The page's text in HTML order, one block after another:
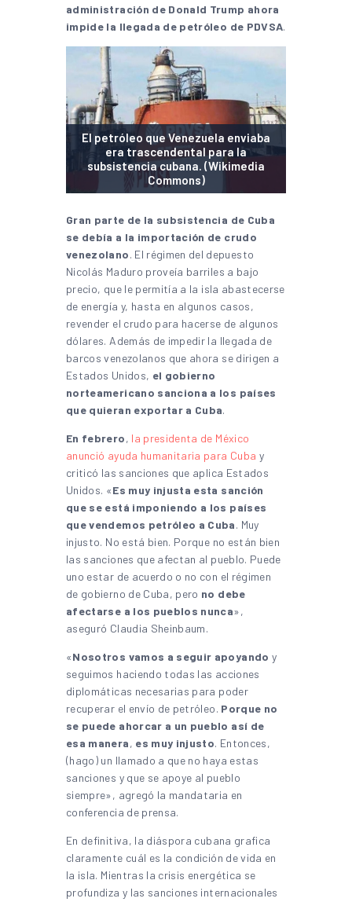
administración de Donald Trump ahora
impide la llegada de petróleo de PDVSA.
El petróleo que Venezuela enviaba
era trascendental para la
subsistencia cubana. (Wikimedia
Commons)
Gran parte de la subsistencia de Cuba
se debía a la importación de crudo
venezolano. El régimen del depuesto
Nicolás Maduro proveía barriles a bajo
precio, que le permitía a la isla abastecerse
de energía y, hasta en algunos casos,
revender el crudo para hacerse de algunos
dólares. Además de impedir la llegada de
barcos venezolanos que ahora se dirigen a
Estados Unidos, el gobierno
norteamericano sanciona a los países
que quieran exportar a Cuba.
En febrero, la presidenta de México
anunció ayuda humanitaria para Cuba y
criticó las sanciones que aplica Estados
Unidos. «Es muy injusta esta sanción
que se está imponiendo a los países
que vendemos petróleo a Cuba. Muy
injusto. No está bien. Porque no están bien
las sanciones que afectan al pueblo. Puede
uno estar de acuerdo o no con el régimen
de gobierno de Cuba, pero no debe
afectarse a los pueblos nunca»,
aseguró Claudia Sheinbaum.
«Nosotros vamos a seguir apoyando y
seguimos haciendo todas las acciones
diplomáticas necesarias para poder
recuperar el envío de petróleo. Porque no
se puede ahorcar a un pueblo así de
esa manera, es muy injusto. Entonces,
(hago) un llamado a que no haya estas
sanciones y que se apoye al pueblo
siempre», agregó la mandataria en
conferencia de prensa.
En definitiva, la diáspora cubana grafica
claramente cuál es la condición de vida en
la isla. Mientras la crisis energética se
profundiza y las sanciones internacionales